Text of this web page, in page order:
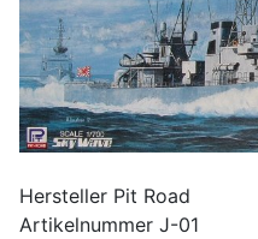
Hersteller Pit Road
Artikelnummer J-01